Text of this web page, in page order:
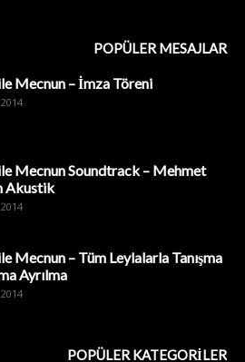
POPÜLER MESAJLAR
Mecnun – İmza Töreni
Mecnun Soundtrack – Mehmet
Akustik
Mecnun – Tüm Leylalarla Tanışma
Ayrılma
POPÜLER KATEGORİLER